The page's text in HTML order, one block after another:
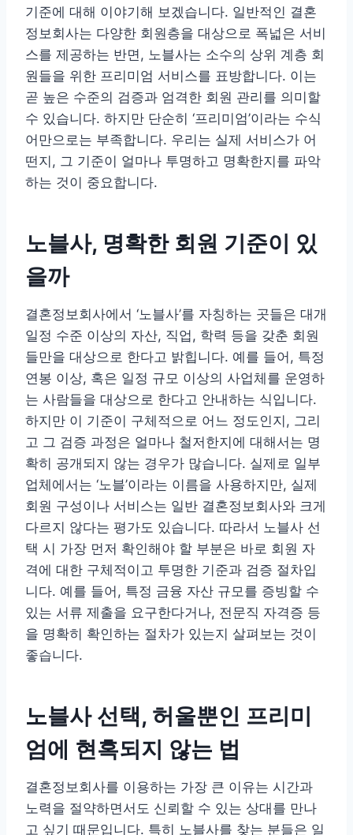
기준에 대해 이야기해 보겠습니다. 일반적인 결혼
정보회사는 다양한 회원층을 대상으로 폭넓은 서비
스를 제공하는 반면, 노블사는 소수의 상위 계층 회
원들을 위한 프리미엄 서비스를 표방합니다. 이는
곧 높은 수준의 검증과 엄격한 회원 관리를 의미할
수 있습니다. 하지만 단순히 ‘프리미엄’이라는 수식
어만으로는 부족합니다. 우리는 실제 서비스가 어
떤지, 그 기준이 얼마나 투명하고 명확한지를 파악
하는 것이 중요합니다.
노블사, 명확한 회원 기준이 있
을까
결혼정보회사에서 ‘노블사’를 자칭하는 곳들은 대개
일정 수준 이상의 자산, 직업, 학력 등을 갖춘 회원
들만을 대상으로 한다고 밝힙니다. 예를 들어, 특정
연봉 이상, 혹은 일정 규모 이상의 사업체를 운영하
는 사람들을 대상으로 한다고 안내하는 식입니다.
하지만 이 기준이 구체적으로 어느 정도인지, 그리
고 그 검증 과정은 얼마나 철저한지에 대해서는 명
확히 공개되지 않는 경우가 많습니다. 실제로 일부
업체에서는 ‘노블’이라는 이름을 사용하지만, 실제
회원 구성이나 서비스는 일반 결혼정보회사와 크게
다르지 않다는 평가도 있습니다. 따라서 노블사 선
택 시 가장 먼저 확인해야 할 부분은 바로 회원 자
격에 대한 구체적이고 투명한 기준과 검증 절차입
니다. 예를 들어, 특정 금융 자산 규모를 증빙할 수
있는 서류 제출을 요구한다거나, 전문직 자격증 등
을 명확히 확인하는 절차가 있는지 살펴보는 것이
좋습니다.
노블사 선택, 허울뿐인 프리미
엄에 현혹되지 않는 법
결혼정보회사를 이용하는 가장 큰 이유는 시간과
노력을 절약하면서도 신뢰할 수 있는 상대를 만나
고 싶기 때문입니다. 특히 노블사를 찾는 분들은 일